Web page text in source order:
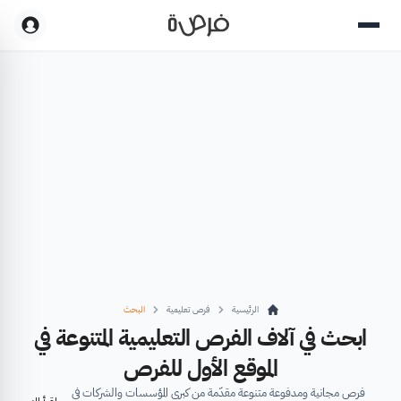
الرئيسية فرص تعليمية البحث
ابحث في آلاف الفرص التعليمية المتنوعة في
الموقع الأول للفرص
فرص مجانية ومدفوعة متنوعة مقدّمة من كبرى المؤسسات والشركات في